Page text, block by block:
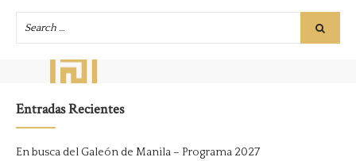
Entradas Recientes
En busca del Galeón de Manila – Programa 2027